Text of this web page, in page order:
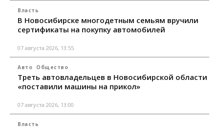
Власть
В Новосибирске многодетным семьям вручили
сертификаты на покупку автомобилей
07 августа 2026, 13:55
Авто Общество
Треть автовладельцев в Новосибирской области
«поставили машины на прикол»
07 августа 2026, 13:00
Власть